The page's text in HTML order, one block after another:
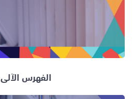
الفهرس الآلي